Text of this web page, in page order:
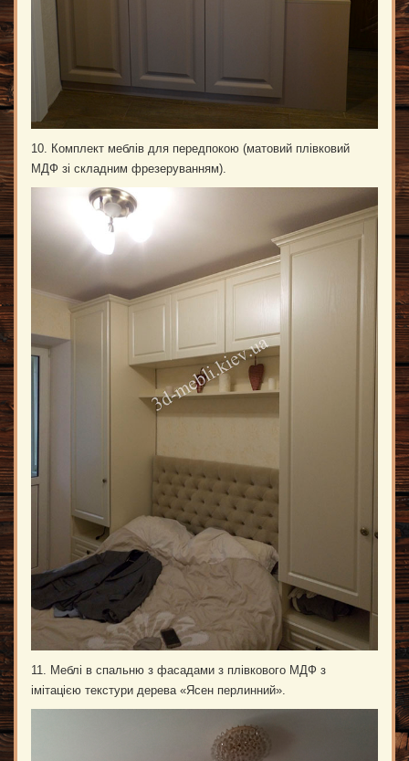
10. Комплект меблів для передпокою (матовий плівковий
МДФ зі складним фрезеруванням).
11. Меблі в спальню з фасадами з плівкового МДФ з
імітацією текстури дерева «Ясен перлинний».